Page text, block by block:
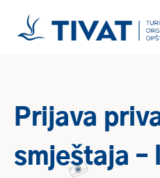
Prijava
smještaja –